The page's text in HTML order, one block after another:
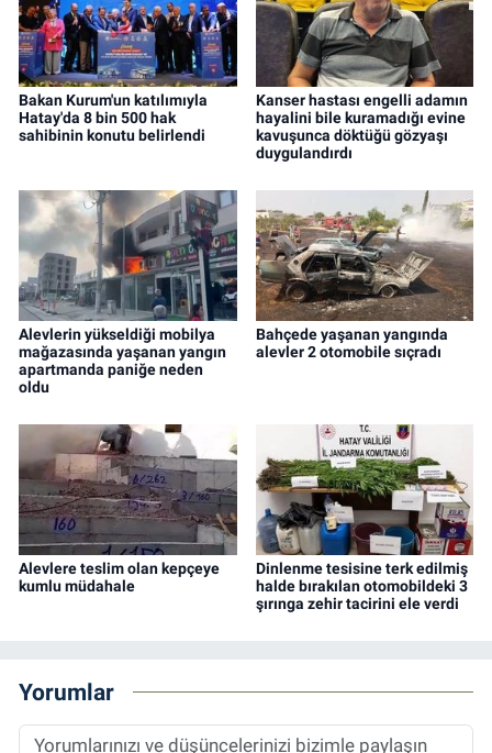
Bakan Kurum'un katılımıyla
Hatay'da 8 bin 500 hak
sahibinin konutu belirlendi
Kanser hastası engelli adamın
hayalini bile kuramadığı evine
kavuşunca döktüğü gözyaşı
duygulandırdı
Alevlerin yükseldiği mobilya
mağazasında yaşanan yangın
apartmanda paniğe neden
oldu
Bahçede yaşanan yangında
alevler 2 otomobile sıçradı
Alevlere teslim olan kepçeye
kumlu müdahale
Dinlenme tesisine terk edilmiş
halde bırakılan otomobildeki 3
şırınga zehir tacirini ele verdi
Yorumlar